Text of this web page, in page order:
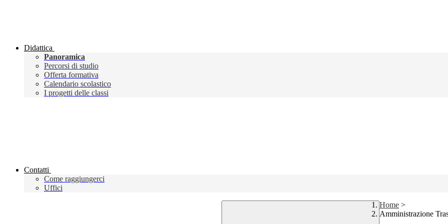
Didattica
Panoramica
Percorsi di studio
Offerta formativa
Calendario scolastico
I progetti delle classi
Contatti
Come raggiungerci
Uffici
Home >
Amministrazione